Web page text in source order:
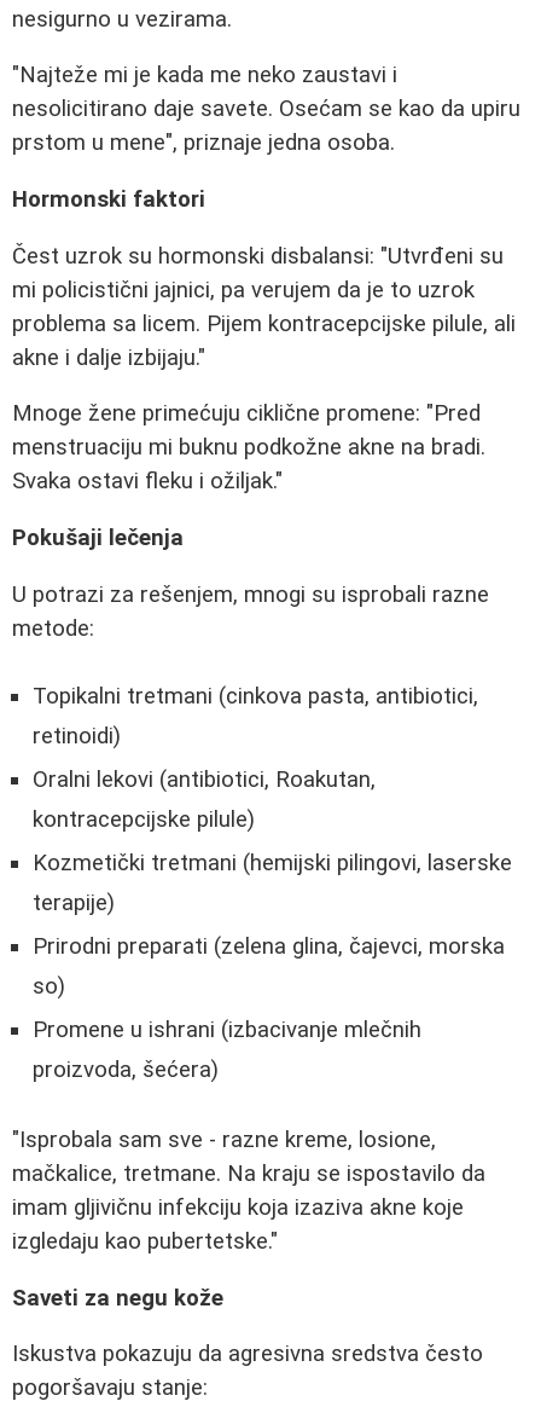
nesigurno u vezirama.
"Najteže mi je kada me neko zaustavi i
nesolicitirano daje savete. Osećam se kao da upiru
prstom u mene", priznaje jedna osoba.
Hormonski faktori
Čest uzrok su hormonski disbalansi: "Utvrđeni su
mi policistični jajnici, pa verujem da je to uzrok
problema sa licem. Pijem kontracepcijske pilule, ali
akne i dalje izbijaju."
Mnoge žene primećuju ciklične promene: "Pred
menstruaciju mi buknu podkožne akne na bradi.
Svaka ostavi fleku i ožiljak."
Pokušaji lečenja
U potrazi za rešenjem, mnogi su isprobali razne
metode:
Topikalni tretmani (cinkova pasta, antibiotici,
retinoidi)
Oralni lekovi (antibiotici, Roakutan,
kontracepcijske pilule)
Kozmetički tretmani (hemijski pilingovi, laserske
terapije)
Prirodni preparati (zelena glina, čajevci, morska
so)
Promene u ishrani (izbacivanje mlečnih
proizvoda, šećera)
"Isprobala sam sve - razne kreme, losione,
mačkalice, tretmane. Na kraju se ispostavilo da
imam gljivičnu infekciju koja izaziva akne koje
izgledaju kao pubertetske."
Saveti za negu kože
Iskustva pokazuju da agresivna sredstva često
pogoršavaju stanje: